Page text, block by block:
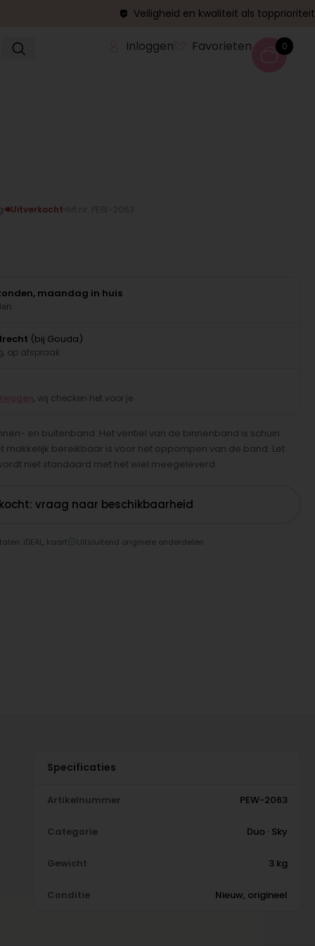
Veiligheid en kwaliteit als topprioriteit
Inloggen Favorieten 0
Uitverkocht
maandag in huis
(bij Gouda)
op afspraak
, wij checken het voor je
en buitenband. Het ventiel van de binnenband is schuin
makkelijk bereikbaar is voor het oppompen van de band. Let
niet standaard met het wiel meegeleverd.
vraag naar beschikbaarheid
iDEAL, kaart Uitsluitend originele onderdelen
Specificaties
Artikelnummer PEW-2063
Categorie Duo · Sky
Gewicht 3 kg
Conditie Nieuw, origineel